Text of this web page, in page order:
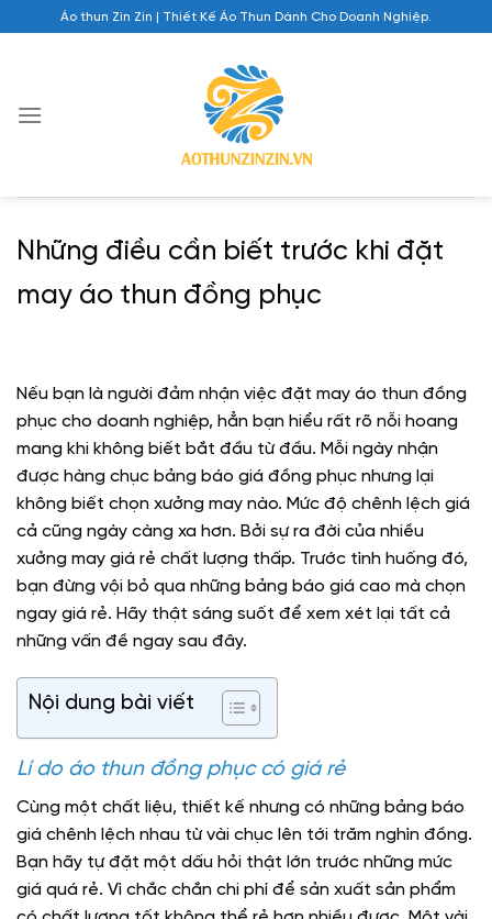
Áo thun Zin Zin | Thiết Kế Áo Thun Dành Cho Doanh Nghiệp.
Những điều cần biết trước khi đặt
may áo thun đồng phục
Nếu bạn là người đảm nhận việc đặt may áo thun đồng
phục cho doanh nghiệp, hẳn bạn hiểu rất rõ nỗi hoang
mang khi không biết bắt đầu từ đầu. Mỗi ngày nhận
được hàng chục bảng báo giá đồng phục nhưng lại
không biết chọn xưởng may nào. Mức độ chênh lệch giá
cả cũng ngày càng xa hơn. Bởi sự ra đời của nhiều
xưởng may giá rẻ chất lượng thấp. Trước tình huống đó,
bạn đừng vội bỏ qua những bảng báo giá cao mà chọn
ngay giá rẻ. Hãy thật sáng suốt để xem xét lại tất cả
những vấn đề ngay sau đây.
Nội dung bài viết
Lí do áo thun đồng phục có giá rẻ
Cùng một chất liệu, thiết kế nhưng có những bảng báo
giá chênh lệch nhau từ vài chục lên tới trăm nghìn đồng.
Bạn hãy tự đặt một dấu hỏi thật lớn trước những mức
giá quá rẻ. Vì chắc chắn chi phí để sản xuất sản phẩm